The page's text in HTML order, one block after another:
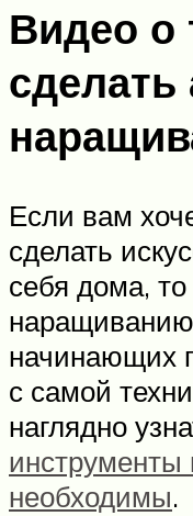
Видео о
сделать
Если вам
сделать
себя дома,
начинающих
с самой
наглядно
необходимы.